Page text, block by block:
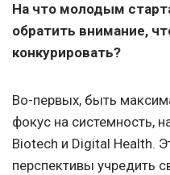
На что молодым
обратить внимание,
конкурировать?
Во-первых, быть
фокус на системность,
Biotech и Digital Health.
перспективы учредить